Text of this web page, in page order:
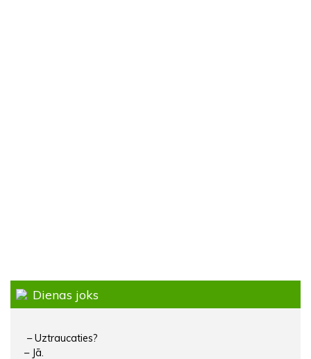
Dienas joks
– Uztraucaties?
– Jā.